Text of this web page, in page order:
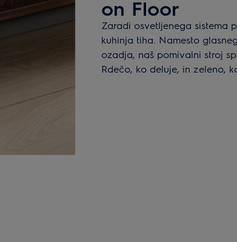
on Floor
Zaradi osvetljenega sistema
kuhinja tiha. Namesto
ozadja, naš pomivalni stroj
Rdečo, ko deluje, in zeleno,